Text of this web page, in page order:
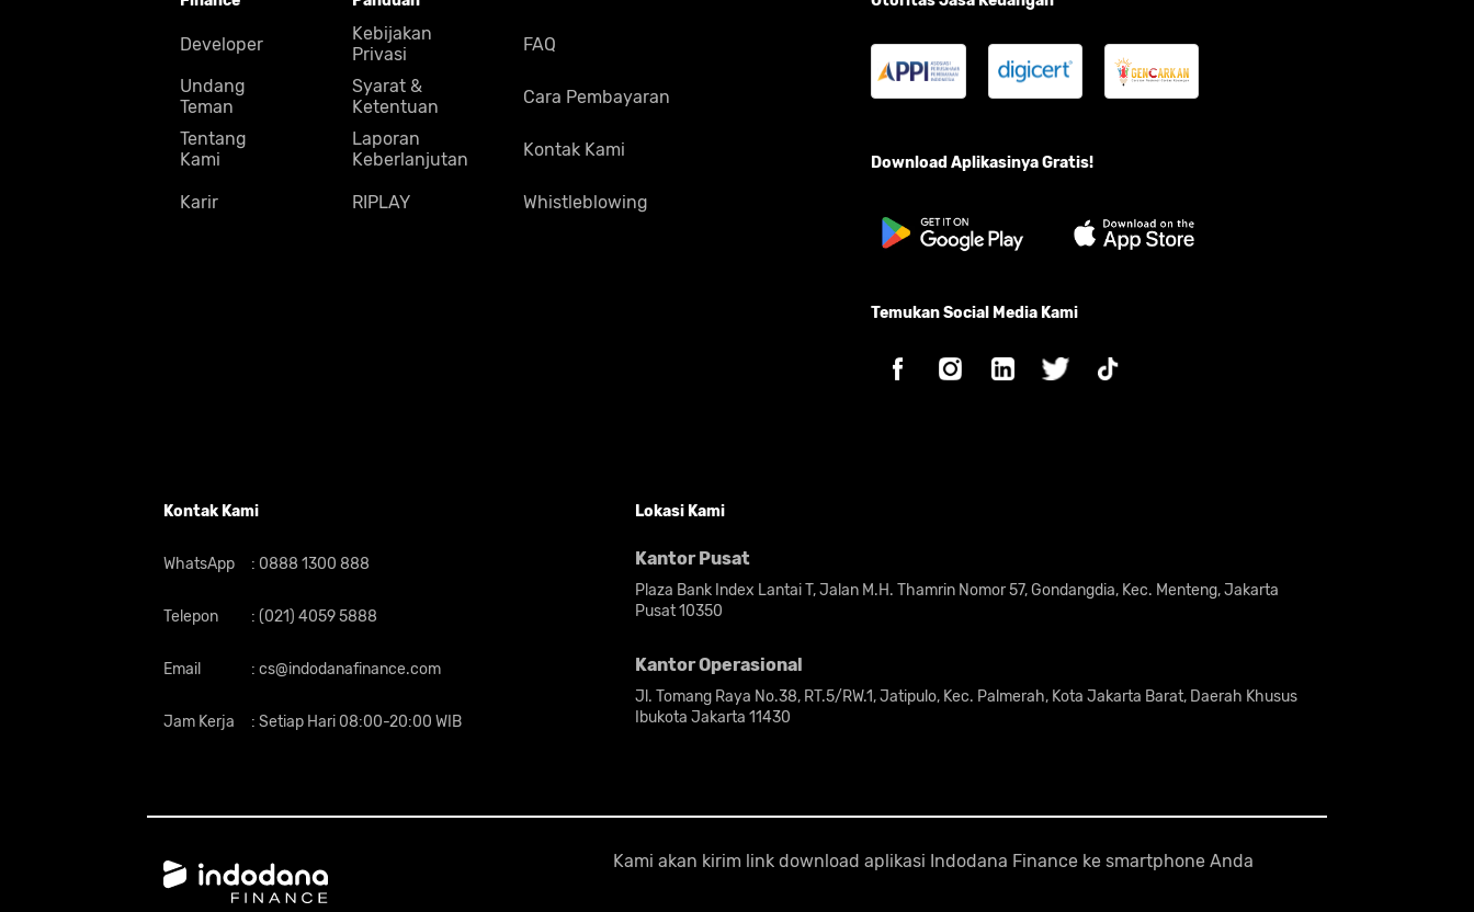
Developer
Undang
Teman
Tentang
Kami
Karir
Kebijakan
Privasi
Syarat &
Ketentuan
Laporan
Keberlanjutan
RIPLAY
FAQ
Cara Pembayaran
Kontak Kami
Whistleblowing
Download Aplikasinya Gratis!
Temukan Social Media Kami
Kontak Kami
WhatsApp : 0888 1300 888
Telepon : (021) 4059 5888
Email : cs@indodanafinance.com
Jam Kerja : Setiap Hari 08:00-20:00 WIB
Lokasi Kami
Kantor Pusat
Plaza Bank Index Lantai T, Jalan M.H. Thamrin Nomor 57, Gondangdia, Kec. Menteng, Jakarta
Pusat 10350
Kantor Operasional
Jl. Tomang Raya No.38, RT.5/RW.1, Jatipulo, Kec. Palmerah, Kota Jakarta Barat, Daerah Khusus
Ibukota Jakarta 11430
Kami akan kirim link download aplikasi Indodana Finance ke smartphone Anda